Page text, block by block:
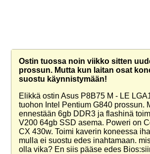
Ostin tuossa noin viikko sitten
prossun. Mutta kun laitan osat
suostu käynnistymään!
Elikkä ostin Asus P8B75 M - LE
tuohon Intel Pentium G840 prossun.
ennestään 6gb DDR3 ja flashinä
V200 64gb SSD asema. Poweri on
CX 430w. Toimi kaverin koneessa
mulla ei suostu edes inahtamaan.
olla vika? En siis pääse edes